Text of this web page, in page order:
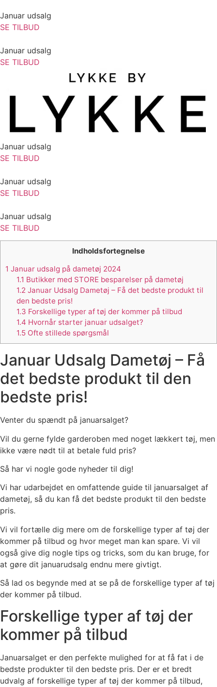
Januar udsalg
SE TILBUD
Januar udsalg
SE TILBUD
Januar udsalg
SE TILBUD
Januar udsalg
SE TILBUD
Januar udsalg
SE TILBUD
Indholdsfortegnelse
1 Januar udsalg på dametøj 2024
1.1 Butikker med STORE besparelser på dametøj
1.2 Januar Udsalg Dametøj – Få det bedste produkt til
den bedste pris!
1.3 Forskellige typer af tøj der kommer på tilbud
1.4 Hvornår starter januar udsalget?
1.5Ofte stillede spørgsmål
Januar Udsalg Dametøj – Få
det bedste produkt til den
bedste pris!
Venter du spændt på januarsalget?
Vil du gerne fylde garderoben med noget lækkert tøj, men
ikke være nødt til at betale fuld pris?
Så har vi nogle gode nyheder til dig!
Vi har udarbejdet en omfattende guide til januarsalget af
dametøj, så du kan få det bedste produkt til den bedste
pris.
Vi vil fortælle dig mere om de forskellige typer af tøj der
kommer på tilbud og hvor meget man kan spare. Vi vil
også give dig nogle tips og tricks, som du kan bruge, for
at gøre dit januarudsalg endnu mere givtigt.
Så lad os begynde med at se på de forskellige typer af tøj
der kommer på tilbud.
Forskellige typer af tøj der
kommer på tilbud
Januarsalget er den perfekte mulighed for at få fat i de
bedste produkter til den bedste pris. Der er et bredt
udvalg af forskellige typer af tøj der kommer på tilbud,